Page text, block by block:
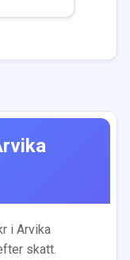
i Arvika
skatt.